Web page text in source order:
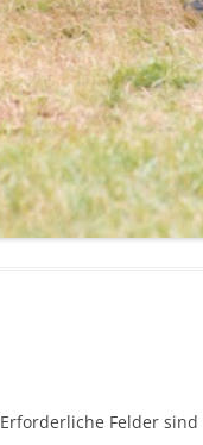
Erforderliche Felder